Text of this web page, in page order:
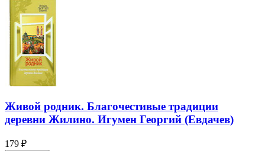
Живой родник. Благочестивые традиции
деревни Жилино. Игумен Георгий (Евдачев)
179 ₽